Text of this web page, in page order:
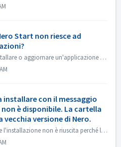
Start non riesce ad
Quando non si riesce a installare o aggiornare un'applicazione in Nero Start, è possibile provare i seguenti metodi per risolvere il problema. L'in...
installare con il messaggio
è disponibile. La cartella
versione di Nero.
Forse hai sperimentato che l'installazione non è riuscita perché la directory non è disponibile. Il messaggio potrebbe apparire come segue: Que...